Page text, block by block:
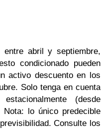
abril y septiembre,
condicionado pueden
activo descuento en los
Solo tenga en cuenta
(desde
lo único predecible
Consulte los